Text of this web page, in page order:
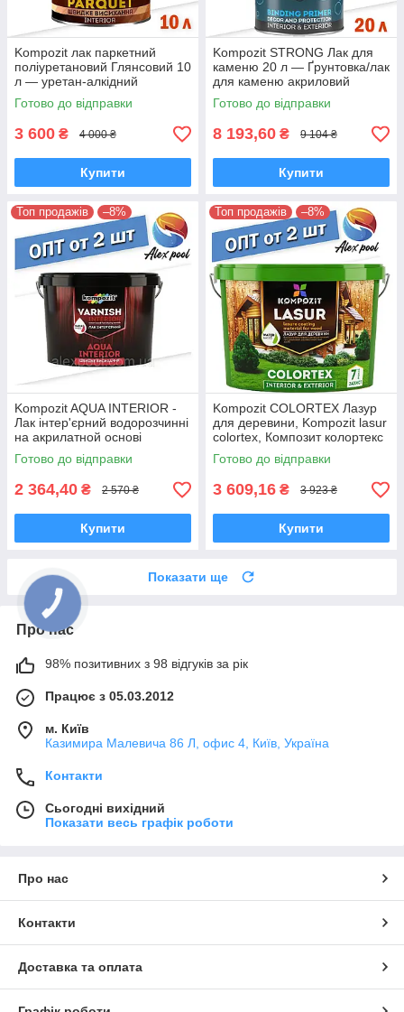
Kompozit лак паркетний
поліуретановий Глянсовий 10
л — уретан-алкідний
високоміцний
Готово до відправки
3 600 ₴ 4 000 ₴
Купити
Kompozit STRONG Лак для
каменю 20 л — Ґрунтовка/лак
для каменю акриловий
Готово до відправки
8 193,60 ₴ 9 104 ₴
Купити
Топ продажів –8%
Kompozit AQUA INTERIOR -
Лак інтер'єрний водорозчинні
на акрилатной основі
Готово до відправки
2 364,40 ₴ 2 570 ₴
Купити
Топ продажів –8%
Kompozit COLORTEX Лазур
для деревини, Kompozit lasur
colortex, Композит колортекс
Готово до відправки
3 609,16 ₴ 3 923 ₴
Купити
Показати ще
Про нас
98% позитивних з 98 відгуків за рік
Працює з 05.03.2012
м. Київ
Казимира Малевича 86 Л, офис 4, Київ, Україна
Контакти
Сьогодні вихідний
Показати весь графік роботи
Про нас
Контакти
Доставка та оплата